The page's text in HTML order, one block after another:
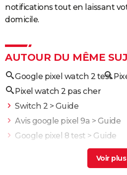
notifications tout en laissant
domicile.
AUTOUR DU MÊME
Google pixel watch 2 test
Pixel watch 2 pas cher
Switch 2 > Guide
Avis google pixel 9a > Guide
Google pixel 8 test > Guide
Test apple watch se> Guide
> Guide